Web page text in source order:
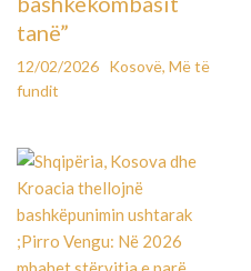
tanë”
12/02/2026 Kosovë, Më të
fundit